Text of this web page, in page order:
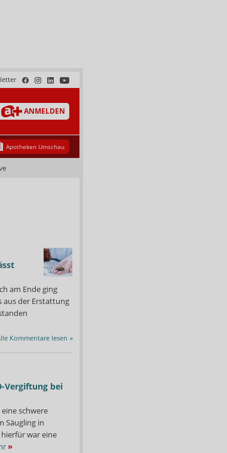
ANMELDEN
Apotheken Umschau
am Ende ging
aus der Erstattung
Kommentare lesen »
Vergiftung bei
schwere
Säugling in
war eine
»